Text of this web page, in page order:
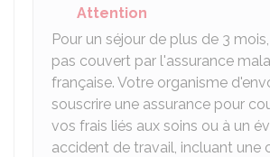
Attention
Pour un séjour de plus de 3
pas couvert par l'assurance
française. Votre organisme
souscrire une assurance pour
vos frais liés aux soins ou à un
accident de travail, incluant une